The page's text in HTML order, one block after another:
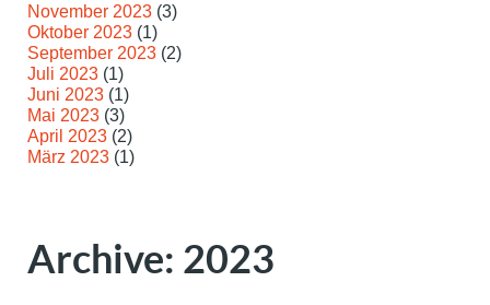
November 2023 (3)
Oktober 2023 (1)
September 2023 (2)
Juli 2023 (1)
Juni 2023 (1)
Mai 2023 (3)
April 2023 (2)
März 2023 (1)
Archive: 2023